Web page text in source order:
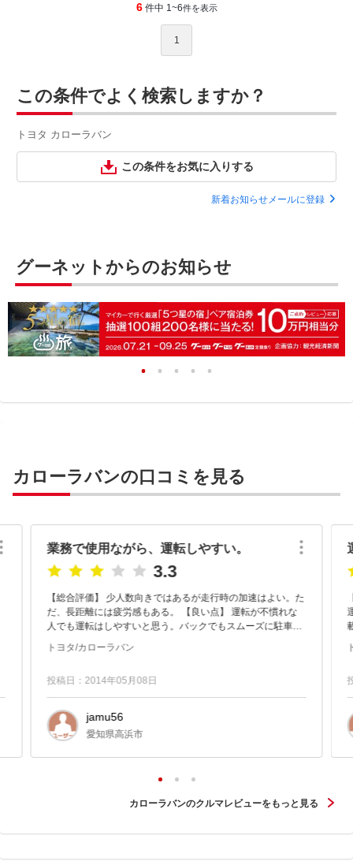
6 件中 1~6件を表示
1
この条件でよく検索しますか？
トヨタ カローラバン
この条件をお気に入りする
新着お知らせメールに登録
グーネットからのお知らせ
カローラバンの口コミを見る
業務で使用ながら、運転しやすい。
3.3
【総合評価】 少人数向きではあるが走行時の加速はよい。た
だ、長距離には疲労感もある。 【良い点】 運転が不慣れな
人でも運転はしやすいと思う。バックでもスムーズに駐車で
る。 ...
トヨタ/カローラバン
投稿日：2014年05月08日
jamu56
愛知県高浜市
運
カローラバンのクルマレビューをもっと見る